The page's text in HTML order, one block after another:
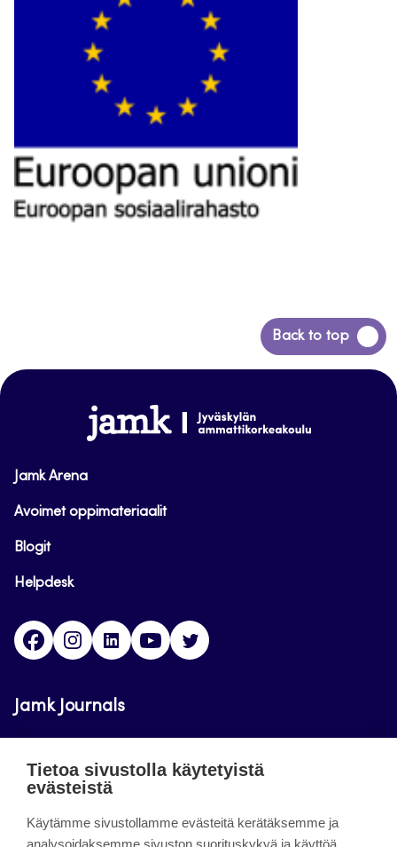
Back to top
Siirry
takaisin
www.jamk.fi
Jamk Arena
Avoimet oppimateriaalit
Blogit
Helpdesk
FacebookInstagram
LinkedInYoutube
Jamk Journals
luettavissa. Verkkolehtien tarkoituksena on tukea
innovaatiotoimintaa.
Tietoa sivustolla käytetyistä
evästeistä
Käytämme sivustollamme evästeitä kerätäksemme ja
analysoidaksemme sivuston suorituskykyä ja käyttöä,